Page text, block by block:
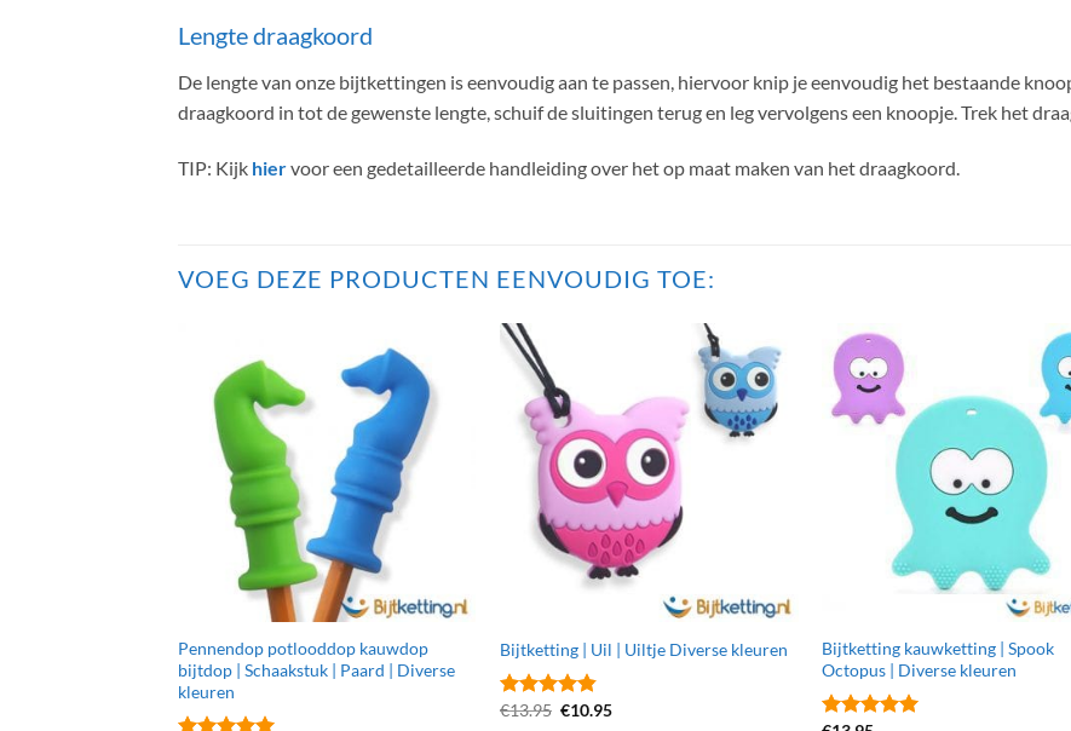
Lengte draagkoord
De lengte van onze bijtkettingen is eenvoudig aan te passen, hiervoor knip je eenvoudig het bestaande
draagkoord in tot de gewenste lengte, schuif de sluitingen terug en leg vervolgens een knoopje. Trek het
TIP: Kijk hiervoor een gedetailleerde handleiding over het op maat maken van het draagkoord.
VOEG DEZE PRODUCTEN EENVOUDIG TOE:
Pennendop potlooddop kauwdop
bijtdop | Schaakstuk | Paard | Diverse
kleuren
Bijtketting | Uil | Uiltje Diverse kleuren
Gewaardeerd
€13.95 Oorspronkelijke
€10.95Huidige
Bijtketting kauwketting | Spook
Octopus | Diverse kleuren